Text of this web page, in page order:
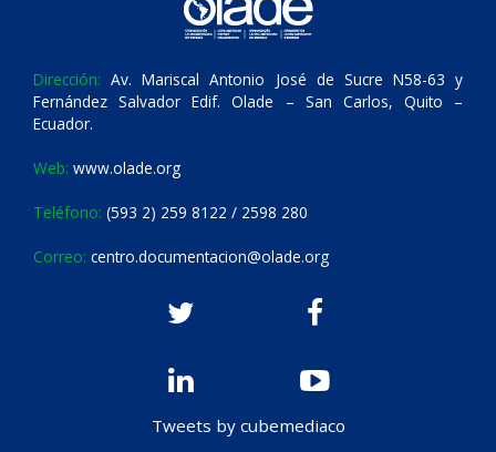
Dirección: Av. Mariscal Antonio José de Sucre N58-63 y
Fernández Salvador Edif. Olade – San Carlos, Quito –
Ecuador.
Web: www.olade.org
Teléfono: (593 2) 259 8122 / 2598 280
Correo: centro.documentacion@olade.org
Tweets by cubemediaco